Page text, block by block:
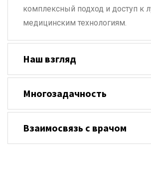
комплексный подход и доступ к
медицинским технологиям.
Наш взгляд
Многозадачность
Взаимосвязь с врачом